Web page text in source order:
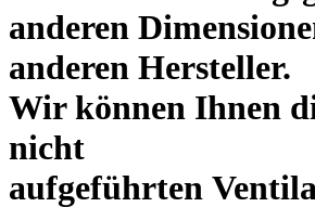
anderen
anderen Hersteller.
Wir können Ihnen
nicht
aufgeführten